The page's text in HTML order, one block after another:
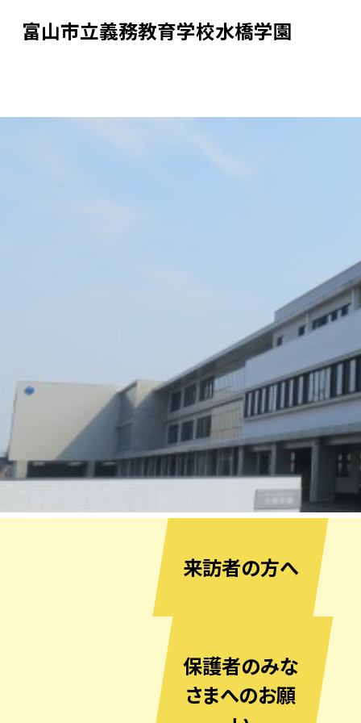
富山市立義務教育学校水橋学園
来訪者の方へ
保護者のみな
さまへのお願